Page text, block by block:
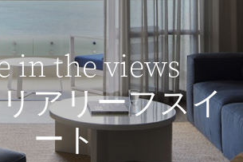
in the views
アリーフスイ
ート